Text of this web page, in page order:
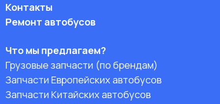
Контакты
Ремонт автобусов
Что мы предлагаем?
Грузовые запчасти (по брендам)
Запчасти Европейских автобусов
Запчасти Китайских автобусов